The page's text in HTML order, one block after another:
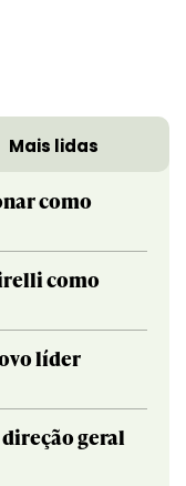
Mais lidas
como
como
líder
geral